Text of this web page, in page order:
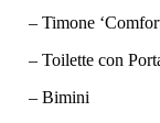
– Timone
– Toilette con
– Bimini